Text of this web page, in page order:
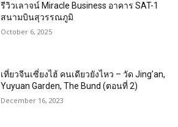
รีวิวเลาจน์ Miracle Business อาคาร SAT-1
สนามบินสุวรรณภูมิ
October 6, 2025
เที่ยวจีนเซี่ยงไฮ้ คนเดียวยังไหว – วัด Jing’an,
Yuyuan Garden, The Bund (ตอนที่ 2)
December 16, 2023